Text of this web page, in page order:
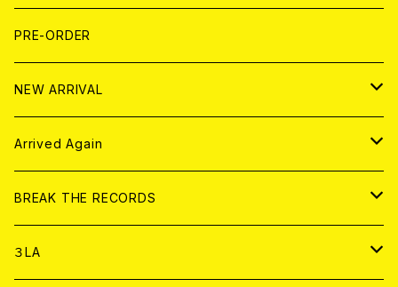
LP
HOOD
T-shirt
HOOD
BOLLOCKS
EL ZINE
写真集 (PHOTOBOOK)
CD
アナログ
アパレル
書籍
DIGITAL CONTENTS
PRE-ORDER
NEW ARRIVAL
CD
アナログ
Arrived Again
CD
アナログ
BREAK THE RECORDS
CD
３LA